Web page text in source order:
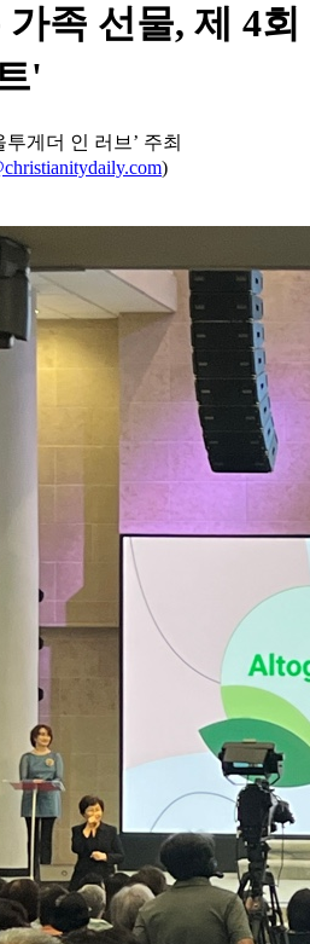
족 선물, 제 4회
'
게더 인 러브’ 주최
)